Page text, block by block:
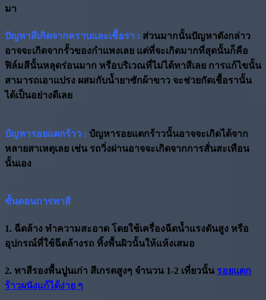
มา
ปัญหาสีเกิดจากคราบและเชื้อรา : ส่วนมากนั้นปัญหาดังกล่าว
อาจจะเกิดจากรั้วของกำแพงเลย แต่ที่จะเกิดมากที่สุดนั้นก็คือ
ฟิล์มสีนั้นหลุดร่อนมาก หรือบริเวณที่ไม่ได้ทาสีเลย การแก้ไขนั้น
สามารถเอาแปรง ผสมกับน้ำยาซักผ้าขาว จะช่วยกัดเชื้อรานั้น
ได้เป็นอย่างดีเลย
ปํญหารอยแตกร้าว : ปํญหารอยแตกร้าวนั้นอาจจะเกิดได้จาก
หลายสาเหตุเลย เช่น รถวิ่งผ่านอาจจะเกิดจากการสั่นสะเทือน
นั้นเอง
ขั้นตอนการทาสี
1. ฉีดล้าง ทำความสะอาด โดยใช้เครื่องฉีดน้ำแรงดันสูง หรือ
อุปกรณ์ที่ใช้ฉ๊ดล้างรถ ทิ้งพื้นผิวนั้นให้แห้งเสมอ
2. ทาสีรองพื้นปูนเก่า สีเกรดสูงๆ จำนวน 1-2 เที่ยวนั้น รอยแตก
ร้าวผนังแก้ได้ง่าย ๆ